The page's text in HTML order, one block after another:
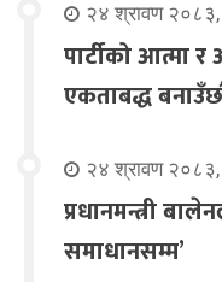
२४ श्रावण
पार्टीको आत्मा
एकताबद्ध
२४ श्रावण
प्रधानमन्त्री
समाधानसम्म’